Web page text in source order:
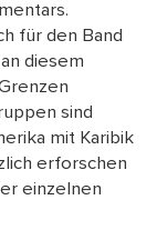
für den Band
diesem
sind
mit Karibik
erforschen
einzelnen